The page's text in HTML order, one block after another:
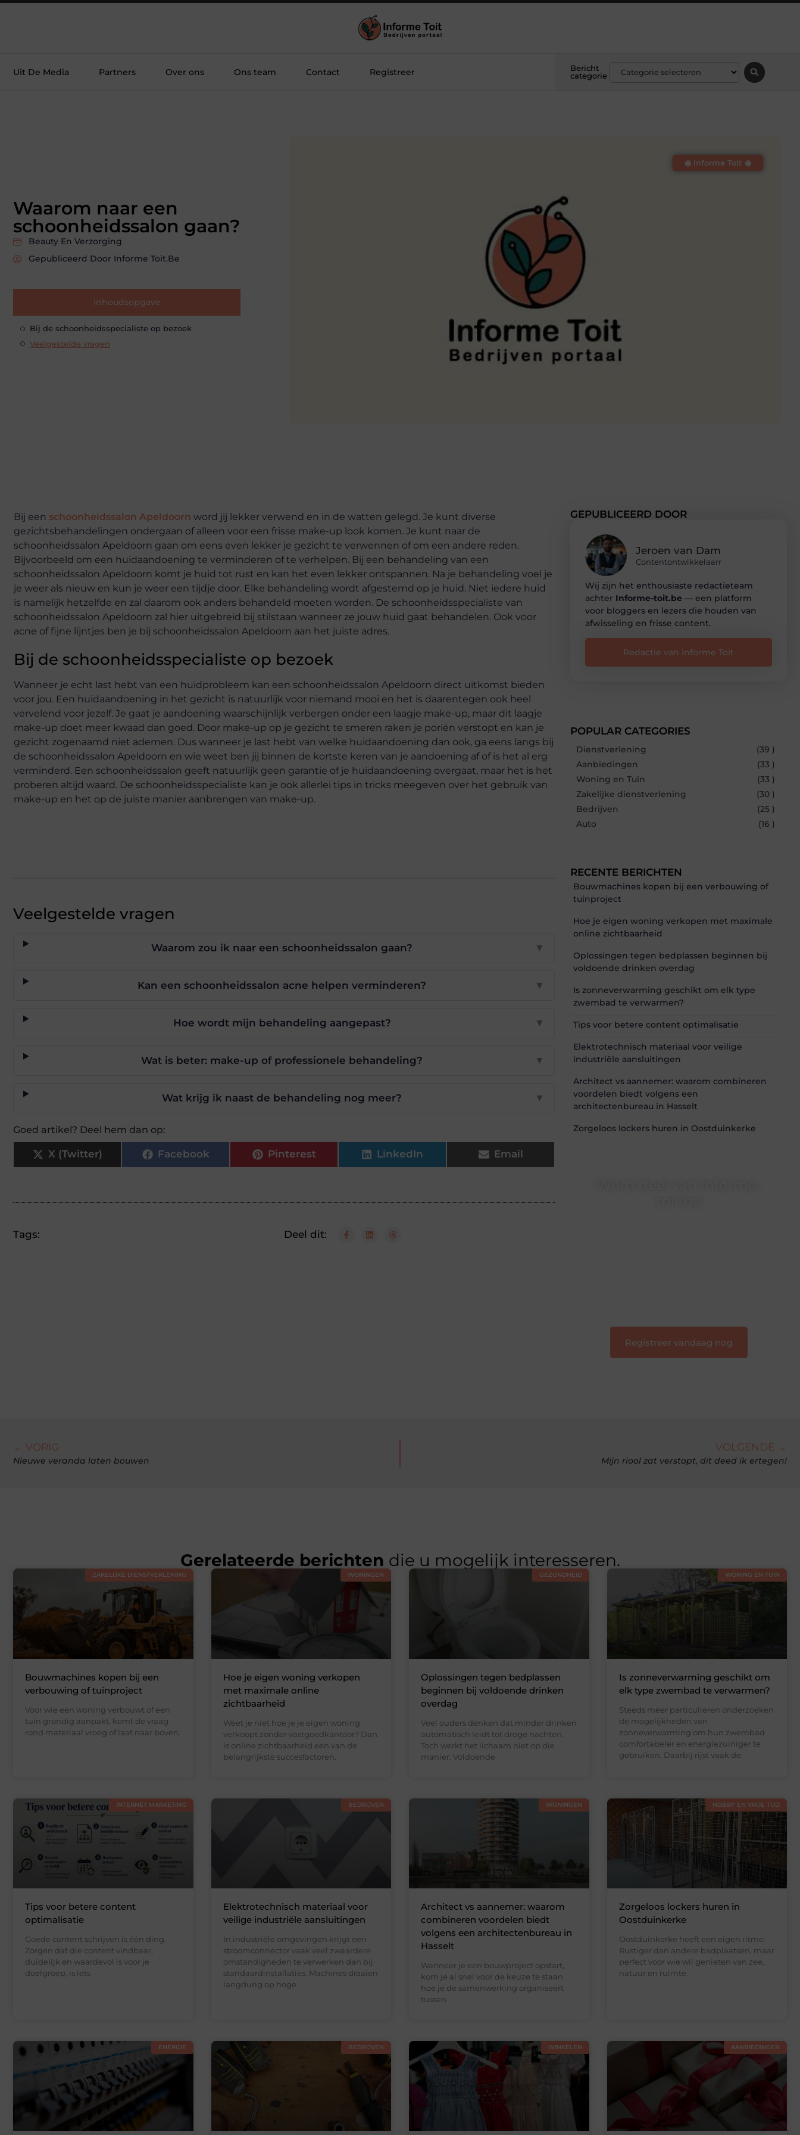
Uit De Media Partners Over ons Ons team Contact Registreer
Bericht
categorie
Waarom naar een
schoonheidssalon gaan?
Beauty En Verzorging
Gepubliceerd Door Informe Toit.be
Inhoudsopgave
Bij de schoonheidsspecialiste op bezoek
Veelgestelde vragen
◉ Informe Toit ◉
Bij een schoonheidssalon Apeldoorn word jij lekker verwend en in de watten gelegd. Je kunt diverse
gezichtsbehandelingen ondergaan of alleen voor een frisse make-up look komen. Je kunt naar de
schoonheidssalon Apeldoorn gaan om eens even lekker je gezicht te verwennen of om een andere reden.
Bijvoorbeeld om een huidaandoening te verminderen of te verhelpen. Bij een behandeling van een
schoonheidssalon Apeldoorn komt je huid tot rust en kan het even lekker ontspannen. Na je behandeling voel je
je weer als nieuw en kun je weer een tijdje door. Elke behandeling wordt afgestemd op je huid. Niet iedere huid
is namelijk hetzelfde en zal daarom ook anders behandeld moeten worden. De schoonheidsspecialiste van
schoonheidssalon Apeldoorn zal hier uitgebreid bij stilstaan wanneer ze jouw huid gaat behandelen. Ook voor
acne of fijne lijntjes ben je bij schoonheidssalon Apeldoorn aan het juiste adres.
Bij de schoonheidsspecialiste op bezoek
Wanneer je echt last hebt van een huidprobleem kan een schoonheidssalon Apeldoorn direct uitkomst bieden
voor jou. Een huidaandoening in het gezicht is natuurlijk voor niemand mooi en het is daarentegen ook heel
vervelend voor jezelf. Je gaat je aandoening waarschijnlijk verbergen onder een laagje make-up, maar dit laagje
make-up doet meer kwaad dan goed. Door make-up op je gezicht te smeren raken je poriën verstopt en kan je
gezicht zogenaamd niet ademen. Dus wanneer je last hebt van welke huidaandoening dan ook, ga eens langs bij
de schoonheidssalon Apeldoorn en wie weet ben jij binnen de kortste keren van je aandoening af of is het al erg
verminderd. Een schoonheidssalon geeft natuurlijk geen garantie of je huidaandoening overgaat, maar het is het
proberen altijd waard. De schoonheidsspecialiste kan je ook allerlei tips in tricks meegeven over het gebruik van
make-up en het op de juiste manier aanbrengen van make-up.
Veelgestelde vragen
Waarom zou ik naar een schoonheidssalon gaan? ▼
Kan een schoonheidssalon acne helpen verminderen? ▼
Hoe wordt mijn behandeling aangepast? ▼
Wat is beter: make-up of professionele behandeling? ▼
Wat krijg ik naast de behandeling nog meer? ▼
Goed artikel? Deel hem dan op:
X (Twitter) Facebook Pinterest LinkedIn Email
Tags: Deel dit:
GEPUBLICEERD DOOR
Jeroen van Dam
Contentontwikkelaarr
Wij zijn het enthousiaste redactieteam
achter Informe-toit.be — een platform
voor bloggers en lezers die houden van
afwisseling en frisse content.
Redactie van Informe Toit
POPULAR CATEGORIES
Dienstverlening
(39 )
Aanbiedingen
(33 )
Woning en Tuin
(33 )
Zakelijke dienstverlening
(30 )
Bedrijven
(25 )
Auto
(16 )
RECENTE BERICHTEN
Bouwmachines kopen bij een verbouwing of
tuinproject
Hoe je eigen woning verkopen met maximale
online zichtbaarheid
Oplossingen tegen bedplassen beginnen bij
voldoende drinken overdag
Is zonneverwarming geschikt om elk type
zwembad te verwarmen?
Tips voor betere content optimalisatie
Elektrotechnisch materiaal voor veilige
industriële aansluitingen
Architect vs aannemer: waarom combineren
voordelen biedt volgens een
architectenbureau in Hasselt
Zorgeloos lockers huren in Oostduinkerke
Registreer vandaag nog
← VORIG
Nieuwe veranda laten bouwen
VOLGENDE →
Mijn riool zat verstopt, dit deed ik ertegen!
Gerelateerde berichten die u mogelijk interesseren.
ZAKELIJKE DIENSTVERLENING
Bouwmachines kopen bij een
verbouwing of tuinproject
Voor wie een woning verbouwt of een
tuin grondig aanpakt, komt de vraag
rond materiaal vroeg of laat naar boven.
WONINGEN
Hoe je eigen woning verkopen
met maximale online
zichtbaarheid
Weet je niet hoe je je eigen woning
verkoopt zonder vastgoedkantoor? Dan
is online zichtbaarheid een van de
belangrijkste succesfactoren.
GEZONDHEID
Oplossingen tegen bedplassen
beginnen bij voldoende drinken
overdag
Veel ouders denken dat minder drinken
automatisch leidt tot droge nachten.
Toch werkt het lichaam niet op die
manier. Voldoende
WONING EN TUIN
Is zonneverwarming geschikt om
elk type zwembad te verwarmen?
Steeds meer particulieren onderzoeken
de mogelijkheden van
zonneverwarming om hun zwembad
comfortabeler en energiezuiniger te
gebruiken. Daarbij rijst vaak de
INTERNET MARKETING
Tips voor betere content
optimalisatie
Goede content schrijven is één ding.
Zorgen dat die content vindbaar,
duidelijk en waardevol is voor je
doelgroep, is iets
BEDRIJVEN
Elektrotechnisch materiaal voor
veilige industriële aansluitingen
In industriële omgevingen krijgt een
stroomconnector vaak veel zwaardere
omstandigheden te verwerken dan bij
standaardinstallaties. Machines draaien
langdurig op hoge
WONINGEN
Architect vs aannemer: waarom
combineren voordelen biedt
volgens een architectenbureau in
Hasselt
Wanneer je een bouwproject opstart,
kom je al snel voor de keuze te staan
hoe je de samenwerking organiseert
tussen
HOBBY EN VRIJE TIJD
Zorgeloos lockers huren in
Oostduinkerke
Oostduinkerke heeft een eigen ritme.
Rustiger dan andere badplaatsen, maar
perfect voor wie wil genieten van zee,
natuur en ruimte.
ENERGIE BEDRIJVEN WINKELEN AANBIEDINGEN